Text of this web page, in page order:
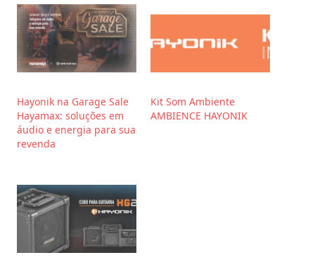
Hayonik na Garage Sale
Hayamax: soluções em
áudio e energia para sua
revenda
Kit Som Ambiente
AMBIENCE HAYONIK